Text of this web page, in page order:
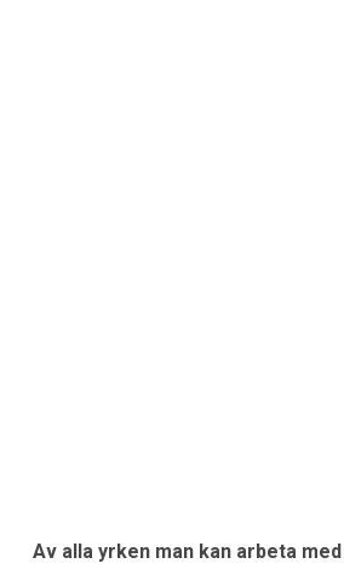
Av alla yrken man kan arbeta